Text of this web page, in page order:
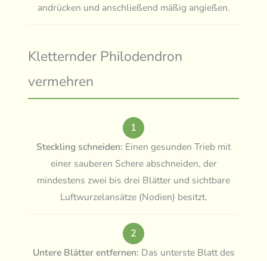
andrücken und anschließend mäßig angießen.
Kletternder Philodendron
vermehren
1
Steckling schneiden: Einen gesunden Trieb mit
einer sauberen Schere abschneiden, der
mindestens zwei bis drei Blätter und sichtbare
Luftwurzelansätze (Nodien) besitzt.
2
Untere Blätter entfernen: Das unterste Blatt des